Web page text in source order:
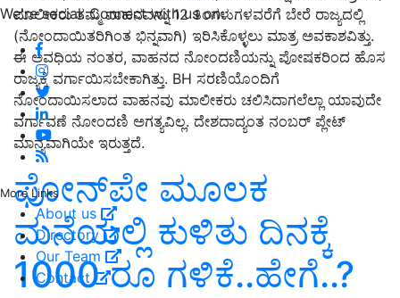
We're social. Connect with us on:
More Links
About us
Directory
Our Team
Contact
ಮಾಲೀಕರು ತಮ್ಮ ವಾಹನವನ್ನು 12 ತಿಂಗಳುಗಳವರೆಗೆ ಬೇರೆ ರಾಜ್ಯದಲ್ಲಿ
(ನೋಂದಾಯಿತರಿಗಿಂತ ಭಿನ್ನವಾಗಿ) ಇರಿಸಿಕೊಳ್ಳಲು ಮಾತ್ರ ಅವಕಾಶವಿತ್ತು.
ಈ ಅವಧಿಯ ನಂತರ, ವಾಹನದ ನೋಂದಣಿಯನ್ನು ಪೋಷಕರಿಂದ ಹೊಸ
ರಾಜ್ಯಕ್ಕೆ ವರ್ಗಾಯಿಸಬೇಕಾಗಿತ್ತು. BH ಸರಣಿಯೊಂದಿಗೆ
ನೋಂದಾಯಿಸಲಾದ ವಾಹನವು ಮಾಲೀಕರು ಚಲಿಸಿದಾಗಲೆಲ್ಲಾ ಯಾವುದೇ
ವರ್ಗಾವಣೆ ನೋಂದಣಿ ಅಗತ್ಯವಿಲ್ಲ. ದೇಶದಾದ್ಯಂತ ನಂಬರ್ ಪ್ಲೇಟ್
ಮಾನ್ಯವಾಗಿಯೇ ಇರುತ್ತದೆ.
ಫೋನ್‌ಪೇ ಮೂಲಕ
ಮನೆಯಲ್ಲಿ ಕುಳಿತು ದಿನಕ್ಕೆ
1000 ರೂ ಗಳಿಕೆ..ಹೇಗೆ..?